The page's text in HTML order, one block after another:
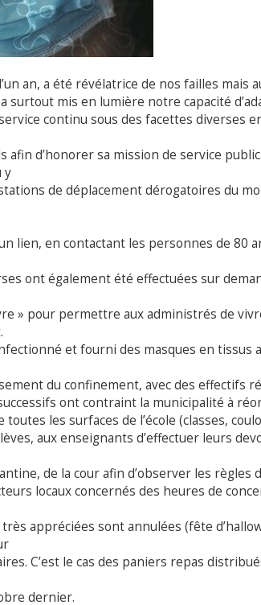
an, a été révélatrice de nos failles mais
surtout mis en lumière notre capacité
continu sous des facettes diverses
d’honorer sa mission de service
y
de déplacement dérogatoires du
lien, en contactant les personnes de 80
ont également été effectuées sur
» pour permettre aux administrés de
et fourni des masques en tissus
du confinement, avec des effectifs
ont contraint la municipalité à
les surfaces de l’école (classes,
aux enseignants d’effectuer leurs
de la cour afin d’observer les règles
locaux concernés des heures de
appréciées sont annulées (fête
C’est le cas des paniers repas
dernier.